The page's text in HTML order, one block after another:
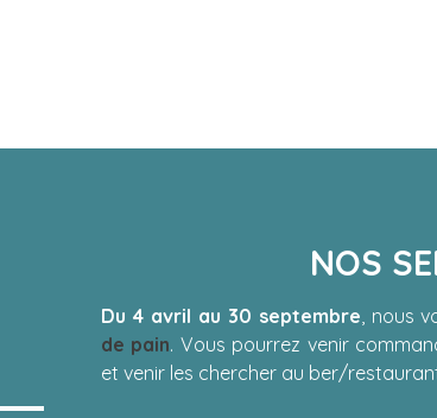
NOS
Du 4 avril au 30 septembre, nous
de pain. Vous pourrez venir
et venir les chercher au ber/